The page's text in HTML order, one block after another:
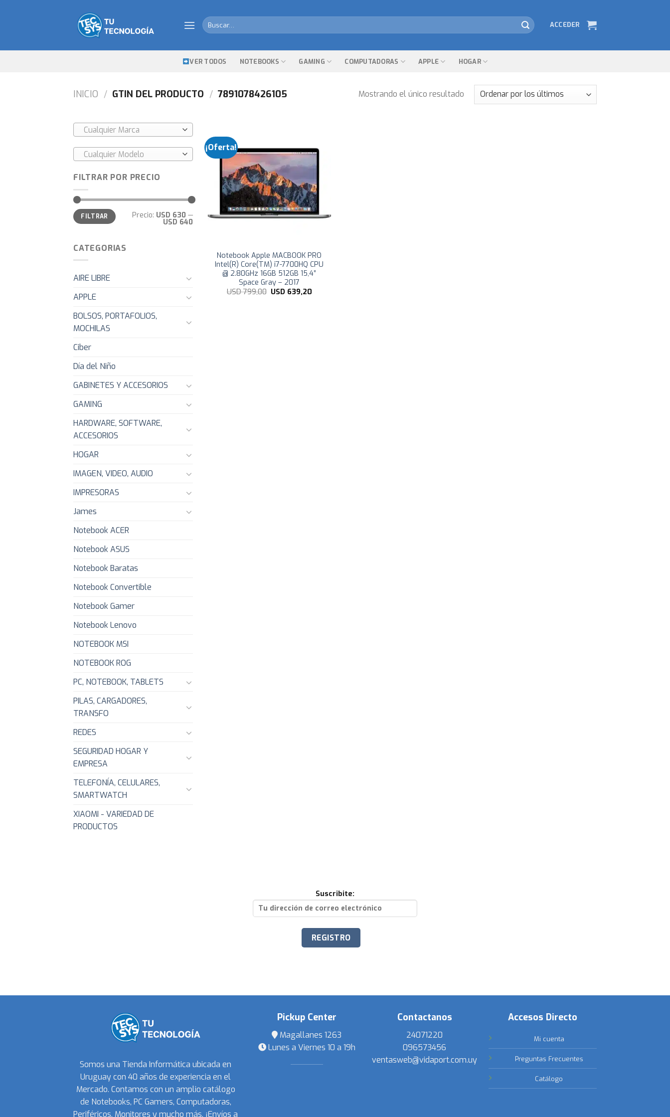
Buscar
por:
ACCEDER
VER TODOS NOTEBOOKS GAMING COMPUTADORAS APPLE HOGAR
INICIO / GTIN DEL PRODUCTO / 7891078426105 Mostrando el único resultado
Cualquier Marca
Cualquier Modelo
FILTRAR POR PRECIO
Precio
mínimo
Precio
máximo
FILTRAR Precio: USD 630 —
USD 640
CATEGORIAS
AIRE LIBRE
APPLE
BOLSOS, PORTAFOLIOS,
MOCHILAS
Ciber
Día del Niño
GABINETES Y ACCESORIOS
GAMING
HARDWARE, SOFTWARE,
ACCESORIOS
HOGAR
IMAGEN, VIDEO, AUDIO
IMPRESORAS
James
Notebook ACER
Notebook ASUS
Notebook Baratas
Notebook Convertible
Notebook Gamer
Notebook Lenovo
NOTEBOOK MSI
NOTEBOOK ROG
PC, NOTEBOOK, TABLETS
PILAS, CARGADORES,
TRANSFO
REDES
SEGURIDAD HOGAR Y
EMPRESA
TELEFONÍA, CELULARES,
SMARTWATCH
XIAOMI - VARIEDAD DE
PRODUCTOS
¡Oferta!
Notebook Apple MACBOOK PRO
Intel(R) Core(TM) i7-7700HQ CPU
@ 2.80GHz 16GB 512GB 15,4″
Space Gray – 2017
USD799,00 El
USD 639,20El
Suscribite:
Somos una Tienda Informática ubicada en
Uruguay con 40 años de experiencia en el
Mercado. Contamos con un amplio catálogo
de Notebooks, PC Gamers, Computadoras,
Periféricos, Monitores y mucho más. ¡Envíos a
Pickup Center
Magallanes 1263
Lunes a Viernes 10 a 19h
Contactanos
24071220
096573456
ventasweb@vidaport.com.uy
Accesos Directo
Mi cuenta
Preguntas Frecuentes
Catálogo